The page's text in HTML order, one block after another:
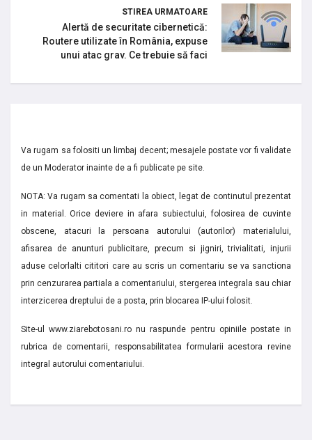
STIREA URMATOARE
Alertă de securitate cibernetică:
Routere utilizate în România, expuse
unui atac grav. Ce trebuie să faci
Va rugam sa folositi un limbaj decent; mesajele postate vor fi validate
de un Moderator inainte de a fi publicate pe site.
NOTA: Va rugam sa comentati la obiect, legat de continutul prezentat
in material. Orice deviere in afara subiectului, folosirea de cuvinte
obscene, atacuri la persoana autorului (autorilor) materialului,
afisarea de anunturi publicitare, precum si jigniri, trivialitati, injurii
aduse celorlalti cititori care au scris un comentariu se va sanctiona
prin cenzurarea partiala a comentariului, stergerea integrala sau chiar
interzicerea dreptului de a posta, prin blocarea IP-ului folosit.
Site-ul www.ziarebotosani.ro nu raspunde pentru opiniile postate in
rubrica de comentarii, responsabilitatea formularii acestora revine
integral autorului comentariului.